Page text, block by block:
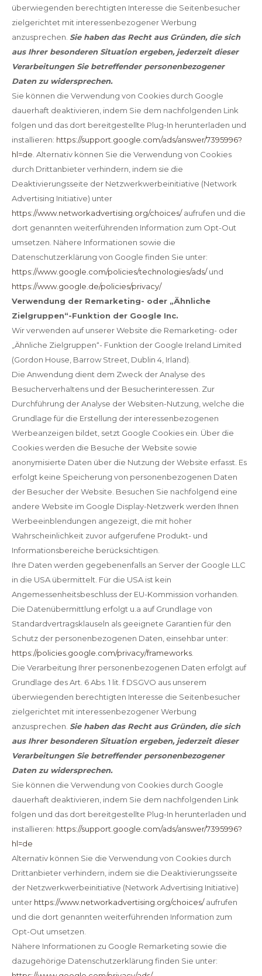
überwiegenden berechtigten Interesse die Seitenbesucher
zielgerichtet mit interessenbezogener Werbung
anzusprechen. Sie haben das Recht aus Gründen, die sich
aus Ihrer besonderen Situation ergeben, jederzeit dieser
Verarbeitungen Sie betreffender personenbezogener
Daten zu widersprechen.
Sie können die Verwendung von Cookies durch Google
dauerhaft deaktivieren, indem Sie dem nachfolgenden Link
folgen und das dort bereitgestellte Plug-In herunterladen und
installieren: https://support.google.com/ads/answer/7395996?
hl=de . Alternativ können Sie die Verwendung von Cookies
durch Drittanbieter verhindern, indem sie die
Deaktivierungsseite der Netzwerkwerbeinitiative (Network
Advertising Initiative) unter
https://www.networkadvertising.org/choices/aufrufen und die
dort genannten weiterführenden Information zum Opt-Out
umsetzen. Nähere Informationen sowie die
Datenschutzerklärung von Google finden Sie unter:
https://www.google.com/policies/technologies/ads/und
https://www.google.de/policies/privacy/
Verwendung der Remarketing- oder „Ähnliche
Zielgruppen“-Funktion der Google Inc.
Wir verwenden auf unserer Website die Remarketing- oder
„Ähnliche Zielgruppen“- Funktion der Google Ireland Limited
(Gordon House, Barrow Street, Dublin 4, Irland).
Die Anwendung dient dem Zweck der Analyse des
Besucherverhaltens und der Besucherinteressen. Zur
Durchführung der Analyse der Websiten-Nutzung, welche die
Grundlage für die Erstellung der interessenbezogenen
Werbeanzeigen bildet, setzt Google Cookies ein. Über die
Cookies werden die Besuche der Website sowie
anonymisierte Daten über die Nutzung der Website erfasst. Es
erfolgt keine Speicherung von personenbezogenen Daten
der Besucher der Website. Besuchen Sie nachfolgend eine
andere Website im Google Display-Netzwerk werden Ihnen
Werbeeinblendungen angezeigt, die mit hoher
Wahrscheinlichkeit zuvor aufgerufene Produkt- und
Informationsbereiche berücksichtigen.
Ihre Daten werden gegebenenfalls an Server der Google LLC
in die USA übermittelt. Für die USA ist kein
Angemessenheitsbeschluss der EU-Kommission vorhanden.
Die Datenübermittlung erfolgt u.a auf Grundlage von
Standardvertragsklauseln als geeignete Garantien für den
Schutz der personenbezogenen Daten, einsehbar unter:
https://policies.google.com/privacy/frameworks
Die Verarbeitung Ihrer personenbezogenen Daten erfolgt auf
Grundlage des Art. 6 Abs. 1 lit. f DSGVO aus unserem
überwiegenden berechtigten Interesse die Seitenbesucher
zielgerichtet mit interessenbezogener Werbung
anzusprechen. Sie haben das Recht aus Gründen, die sich
aus Ihrer besonderen Situation ergeben, jederzeit dieser
Verarbeitungen Sie betreffender personenbezogener
Daten zu widersprechen.
Sie können die Verwendung von Cookies durch Google
dauerhaft deaktivieren, indem Sie dem nachfolgenden Link
folgen und das dort bereitgestellte Plug-In herunterladen und
installieren: https://support.google.com/ads/answer/7395996?
hl=de
Alternativ können Sie die Verwendung von Cookies durch
Drittanbieter verhindern, indem sie die Deaktivierungsseite
der Netzwerkwerbeinitiative (Network Advertising Initiative)
unter https://www.networkadvertising.org/choices/aufrufen
und die dort genannten weiterführenden Information zum
Opt-Out umsetzen.
Nähere Informationen zu Google Remarketing sowie die
dazugehörige Datenschutzerklärung finden Sie unter: